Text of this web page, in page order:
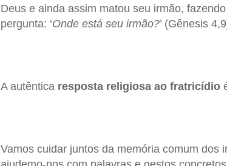
Deus e ainda assim matou seu irmão,
pergunta: ‘Onde está seu irmão?’ (Gênesis
A autêntica resposta religiosa ao fratricídio
Vamos cuidar juntos da memória comum dos